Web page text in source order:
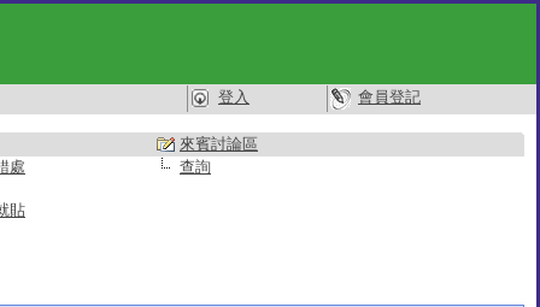
登入 會員登記
來賓討論區
處
查詢
貼